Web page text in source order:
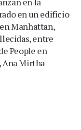
en un edificio
Manhattan,
entre
People en
Ana Mirtha